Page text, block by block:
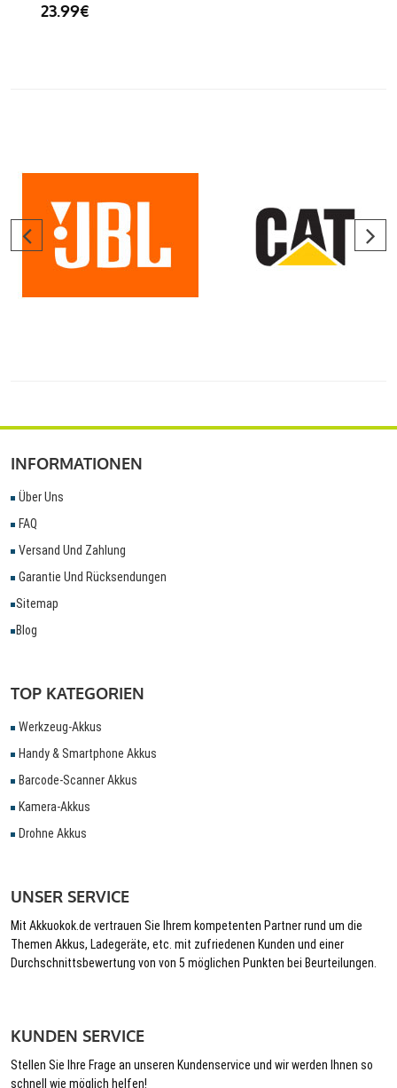
23.99€
INFORMATIONEN
Über Uns
FAQ
Versand Und Zahlung
Garantie Und Rücksendungen
Sitemap
Blog
TOP KATEGORIEN
Werkzeug-Akkus
Handy & Smartphone Akkus
Barcode-Scanner Akkus
Kamera-Akkus
Drohne Akkus
UNSER SERVICE
Mit Akkuokok.de vertrauen Sie Ihrem kompetenten Partner rund um die
Themen Akkus, Ladegeräte, etc. mit zufriedenen Kunden und einer
Durchschnittsbewertung von von 5 möglichen Punkten bei Beurteilungen.
KUNDEN SERVICE
Stellen Sie Ihre Frage an unseren Kundenservice und wir werden Ihnen so
schnell wie möglich helfen!